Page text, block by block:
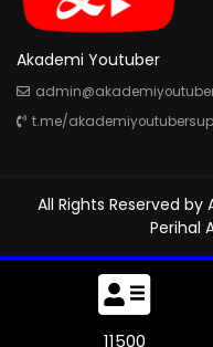
Akademi Youtuber
t.me/
All Rights Reserved by
Perihal
11500